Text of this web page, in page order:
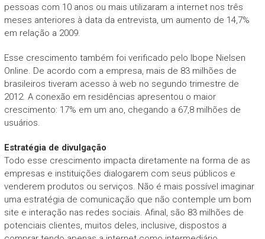
pessoas com 10 anos ou mais utilizaram a internet nos três
meses anteriores à data da entrevista, um aumento de 14,7%
em relação a 2009.
Esse crescimento também foi verificado pelo Ibope Nielsen
Online. De acordo com a empresa, mais de 83 milhões de
brasileiros tiveram acesso à web no segundo trimestre de
2012. A conexão em residências apresentou o maior
crescimento: 17% em um ano, chegando a 67,8 milhões de
usuários.
Estratégia de divulgação
Todo esse crescimento impacta diretamente na forma de as
empresas e instituições dialogarem com seus públicos e
venderem produtos ou serviços. Não é mais possível imaginar
uma estratégia de comunicação que não contemple um bom
site e interação nas redes sociais. Afinal, são 83 milhões de
potenciais clientes, muitos deles, inclusive, dispostos a